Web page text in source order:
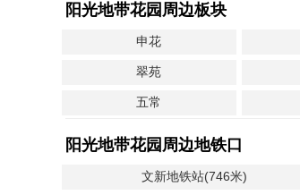
阳光地带花园周边板块
申花
翠苑
五常
阳光地带花园周边地铁口
文新地铁站(746米)